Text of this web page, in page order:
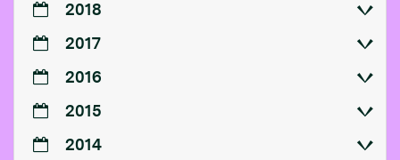
2018
2017
2016
2015
2014